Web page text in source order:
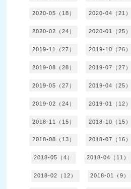
2020-05（18） 2020-04（21）
2020-02（24） 2020-01（25）
2019-11（27） 2019-10（26）
2019-08（28） 2019-07（27）
2019-05（27） 2019-04（25）
2019-02（24） 2019-01（12）
2018-11（15） 2018-10（15）
2018-08（13） 2018-07（16）
2018-05（4） 2018-04（11）
2018-02（12） 2018-01（9）